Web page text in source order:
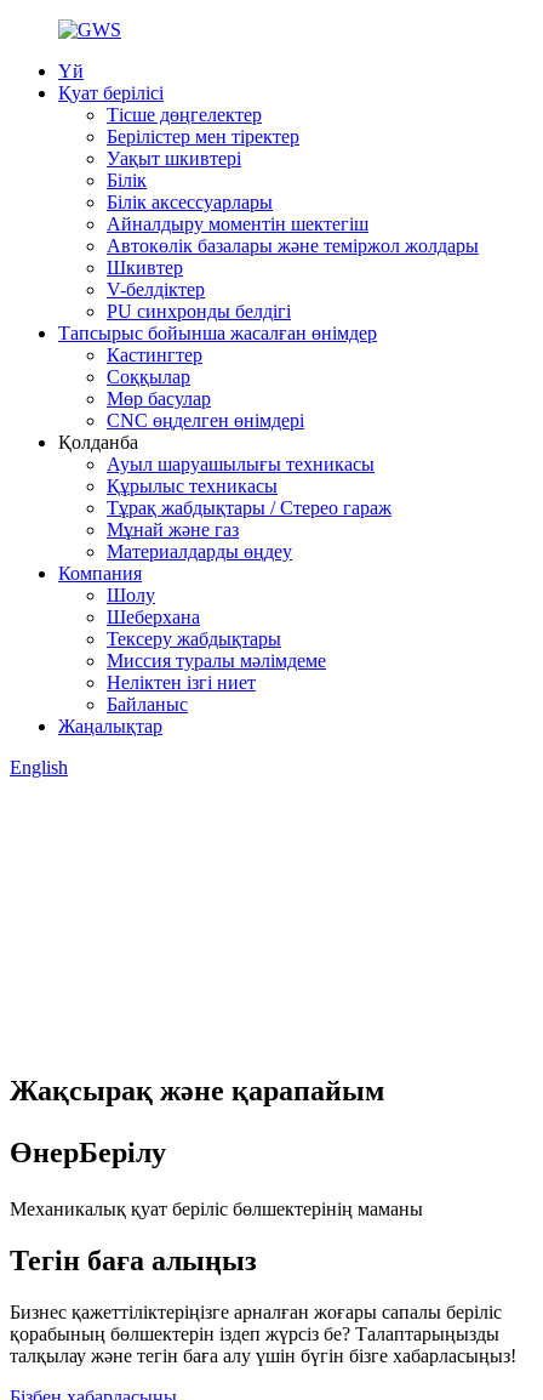
Үй
Қуат берілісі
Тісше дөңгелектер
Берілістер мен тіректер
Уақыт шкивтері
Білік
Білік аксессуарлары
Айналдыру моментін шектегіш
Автокөлік базалары және теміржол жолдары
Шкивтер
V-белдіктер
PU синхронды белдігі
Тапсырыс бойынша жасалған өнімдер
Кастингтер
Соққылар
Мөр басулар
CNC өңделген өнімдері
Қолданба
Ауыл шаруашылығы техникасы
Құрылыс техникасы
Тұрақ жабдықтары / Стерео гараж
Мұнай және газ
Материалдарды өңдеу
Компания
Шолу
Шеберхана
Тексеру жабдықтары
Миссия туралы мәлімдеме
Неліктен ізгі ниет
Байланыс
Жаңалықтар
English
Жақсырақ және қарапайым
ӨнерБерілу
Механикалық қуат беріліс бөлшектерінің маманы
Тегін баға алыңыз
Бизнес қажеттіліктеріңізге арналған жоғары сапалы беріліс
қорабының бөлшектерін іздеп жүрсіз бе? Талаптарыңызды
талқылау және тегін баға алу үшін бүгін бізге хабарласыңыз!